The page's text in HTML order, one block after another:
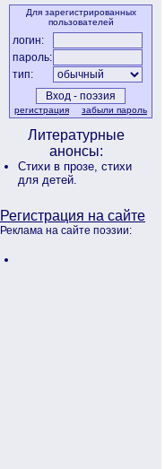
Для зарегистрированных
пользователей
логин:
пароль:
тип:
регистрация забыли пароль
Литературные
анонсы:
Стихи в прозе, стихи
для детей.
Регистрация на сайте
Реклама на сайте поэзии: